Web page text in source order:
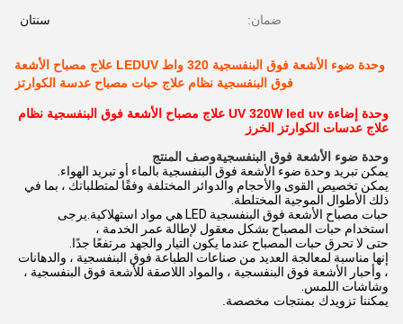
ضمان: سنتان
وحدة ضوء الأشعة فوق البنفسجية 320 واط LEDUV علاج مصباح الأشعة
فوق البنفسجية نظام علاج حبات مصباح عدسة الكوارتز
وحدة إضاءة UV 320W led uv علاج مصباح الأشعة فوق البنفسجية نظام
علاج عدسات الكوارتز الخرز
وحدة ضوء الأشعة فوق البنفسجيةوصف المنتج
يمكن تبريد وحدة ضوء الأشعة فوق البنفسجية بالماء أو تبريد الهواء.
يمكن تخصيص القوى والأحجام والدوائر المختلفة وفقًا لمتطلباتك ، بما في
ذلك الأطوال الموجية المختلطة.
حبات مصباح الأشعة فوق البنفسجية LED هي مواد استهلاكية.يرجى
استخدام حبات المصباح بشكل معقول لإطالة عمر الخدمة ،
حتى لا تحرق حبات المصباح عندما يكون التيار والجهد مرتفعًا جدًا.
إنها مناسبة لمعالجة العديد من صناعات الطباعة فوق البنفسجية ، والدهانات
، وأحبار الأشعة فوق البنفسجية ، والمواد اللاصقة للأشعة فوق البنفسجية ،
وشاشات اللمس.
يمكننا تزويدك بمنتجات مخصصة.